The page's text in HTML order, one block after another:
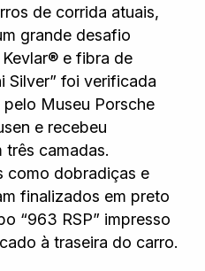
de corrida atuais,
grande desafio
e fibra de
Silver” foi verificada
Museu Porsche
e recebeu
três camadas.
como dobradiças e
finalizados em preto
“963 RSP” impresso
à traseira do carro.